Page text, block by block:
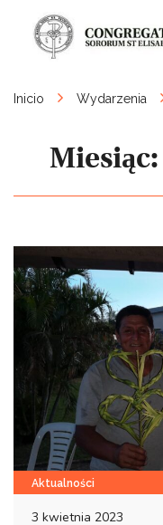
Inicio Wydarzenia
Miesiąc:
Aktualności
3 kwietnia 2023